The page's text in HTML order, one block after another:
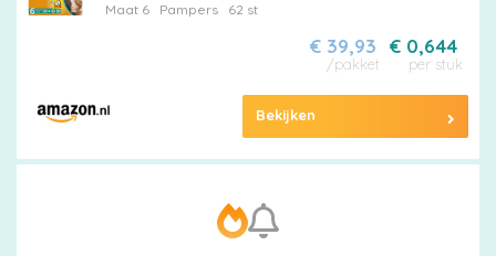
Maat 6 Pampers 62 st
€ 0,644
per stuk
€ 39,93
/pakket
Bekijken